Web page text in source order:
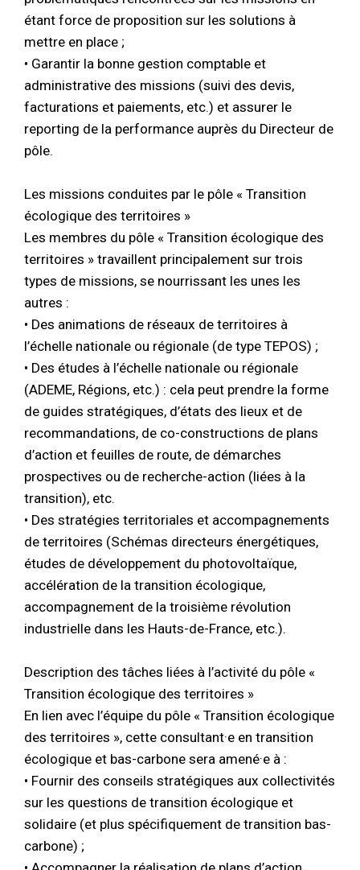
étant force de proposition sur les solutions à
mettre en place ;
• Garantir la bonne gestion comptable et
administrative des missions (suivi des devis,
facturations et paiements, etc.) et assurer le
reporting de la performance auprès du Directeur de
pôle.
Les missions conduites par le pôle « Transition
écologique des territoires »
Les membres du pôle « Transition écologique des
territoires » travaillent principalement sur trois
types de missions, se nourrissant les unes les
autres :
• Des animations de réseaux de territoires à
l’échelle nationale ou régionale (de type TEPOS) ;
• Des études à l’échelle nationale ou régionale
(ADEME, Régions, etc.) : cela peut prendre la forme
de guides stratégiques, d’états des lieux et de
recommandations, de co-constructions de plans
d’action et feuilles de route, de démarches
prospectives ou de recherche-action (liées à la
transition), etc.
• Des stratégies territoriales et accompagnements
de territoires (Schémas directeurs énergétiques,
études de développement du photovoltaïque,
accélération de la transition écologique,
accompagnement de la troisième révolution
industrielle dans les Hauts-de-France, etc.).
Description des tâches liées à l’activité du pôle «
Transition écologique des territoires »
En lien avec l’équipe du pôle « Transition écologique
des territoires », cette consultant·e en transition
écologique et bas-carbone sera amené·e à :
• Fournir des conseils stratégiques aux collectivités
sur les questions de transition écologique et
solidaire (et plus spécifiquement de transition bas-
carbone) ;